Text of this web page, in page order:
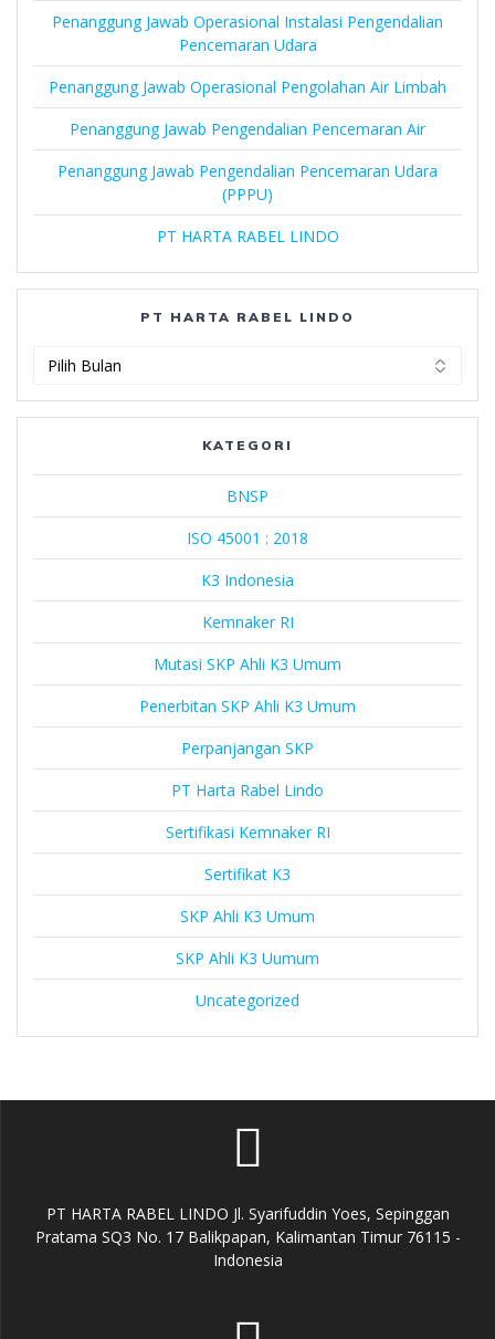
Penanggung Jawab Operasional Instalasi Pengendalian
Pencemaran Udara
Penanggung Jawab Operasional Pengolahan Air Limbah
Penanggung Jawab Pengendalian Pencemaran Air
Penanggung Jawab Pengendalian Pencemaran Udara
(PPPU)
PT HARTA RABEL LINDO
PT HARTA RABEL LINDO
Rabel
KATEGORI
BNSP
ISO 45001 : 2018
K3 Indonesia
Kemnaker RI
Mutasi SKP Ahli K3 Umum
Penerbitan SKP Ahli K3 Umum
Perpanjangan SKP
PT Harta Rabel Lindo
Sertifikasi Kemnaker RI
Sertifikat K3
SKP Ahli K3 Umum
SKP Ahli K3 Uumum
Uncategorized
PT HARTA RABEL LINDO Jl. Syarifuddin Yoes, Sepinggan
Pratama SQ3 No. 17 Balikpapan, Kalimantan Timur 76115 -
Indonesia